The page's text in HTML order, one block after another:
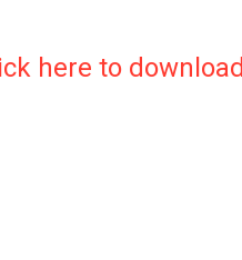
here to download